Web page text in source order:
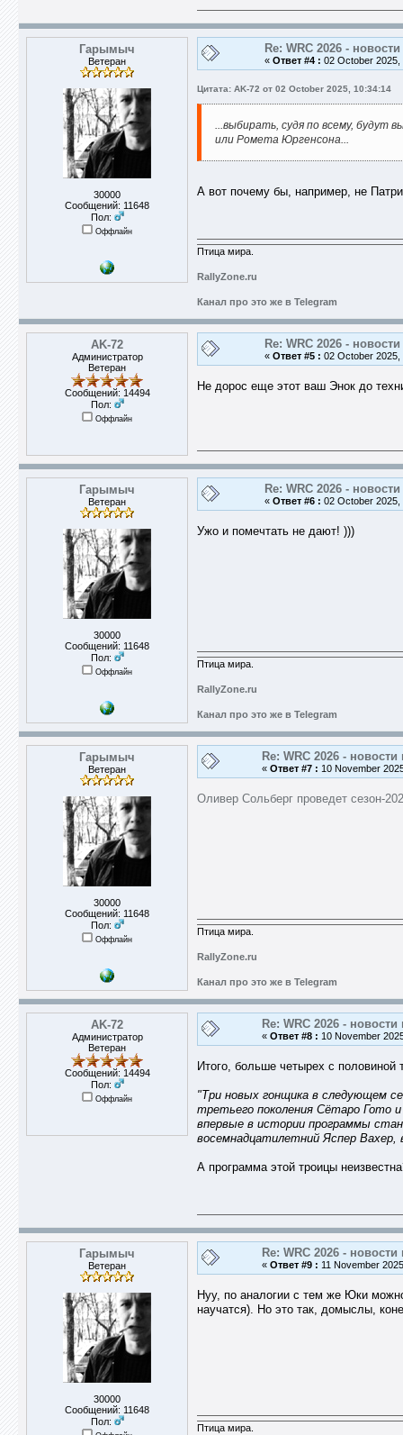
Гарымыч
Ветеран
30000
Сообщений: 11648
Пол:
Оффлайн
Re: WRC 2026 -
« Ответ #4 : 02 October 2025,
Цитата: AK-72 от 02 October 2025, 10:34:14
...выбирать, судя по всему, будут
или Ромета Юргенсона...
А вот почему бы, например, не
Птица мира.
RallyZone.ru
Канал про это же в Telegram
AK-72
Администратор
Ветеран
Сообщений: 14494
Пол:
Оффлайн
Re: WRC 2026 -
« Ответ #5 : 02 October 2025,
Не дорос еще этот ваш Энок до
Гарымыч
Ветеран
30000
Сообщений: 11648
Пол:
Оффлайн
Re: WRC 2026 -
« Ответ #6 : 02 October 2025,
Ужо и помечтать не дают! )))
Птица мира.
RallyZone.ru
Канал про это же в Telegram
Гарымыч
Ветеран
30000
Сообщений: 11648
Пол:
Оффлайн
Re: WRC 2026 - новости
« Ответ #7 : 10 November
Оливер Сольберг проведет сезон-
Птица мира.
RallyZone.ru
Канал про это же в Telegram
AK-72
Администратор
Ветеран
Сообщений: 14494
Пол:
Оффлайн
Re: WRC 2026 - новости
« Ответ #8 : 10 November
Итого, больше четырех с половиной
"Три новых гонщика в следующем
третьего поколения Сётаро Гото
впервые в истории программы
восемнадцатилетний Яспер
А программа этой троицы
Гарымыч
Ветеран
30000
Сообщений: 11648
Пол:
Re: WRC 2026 - новости
« Ответ #9 : 11 November
Нуу, по аналогии с тем же Юки
научатся). Но это так, домыслы,
Птица мира.